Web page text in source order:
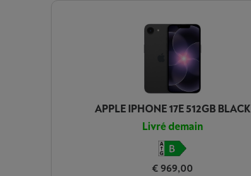
APPLE IPHONE 17E 512GB BLACK
Livré demain
€ 969,00